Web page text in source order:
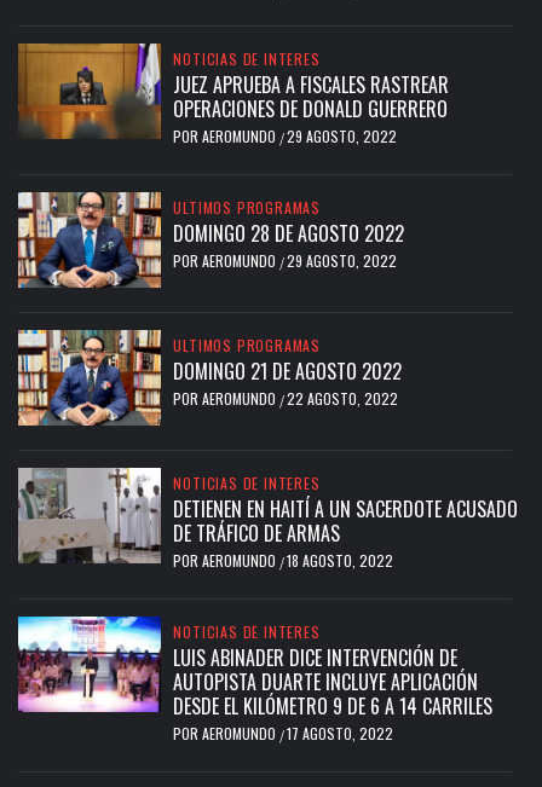
NOTICIAS DE INTERES
JUEZ APRUEBA A FISCALES RASTREAR
OPERACIONES DE DONALD GUERRERO
POR AEROMUNDO /29 AGOSTO, 2022
ULTIMOS PROGRAMAS
DOMINGO 28 DE AGOSTO 2022
POR AEROMUNDO /29 AGOSTO, 2022
ULTIMOS PROGRAMAS
DOMINGO 21 DE AGOSTO 2022
POR AEROMUNDO /22 AGOSTO, 2022
NOTICIAS DE INTERES
DETIENEN EN HAITÍ A UN SACERDOTE ACUSADO
DE TRÁFICO DE ARMAS
POR AEROMUNDO /18 AGOSTO, 2022
NOTICIAS DE INTERES
LUIS ABINADER DICE INTERVENCIÓN DE
AUTOPISTA DUARTE INCLUYE APLICACIÓN
DESDE EL KILÓMETRO 9 DE 6 A 14 CARRILES
POR AEROMUNDO /17 AGOSTO, 2022